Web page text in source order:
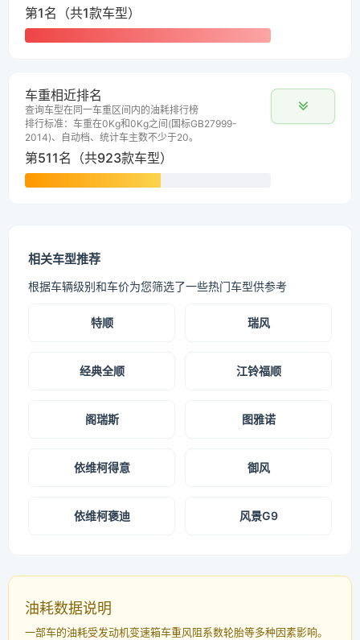
第1名（共1款车型）
车重相近排名
查询车型在同一车重区间内的油耗排行榜
排行标准：车重在0Kg和0Kg之间(国标GB27999-
2014)、自动档、统计车主数不少于20。
第511名（共923款车型）
相关车型推荐
根据车辆级别和车价为您筛选了一些热门车型供参考
特顺 瑞风
经典全顺 江铃福顺
阁瑞斯 图雅诺
依维柯得意 御风
依维柯褒迪 风景G9
油耗数据说明
一部车的油耗受发动机变速箱车重风阻系数轮胎等多种因素影响。